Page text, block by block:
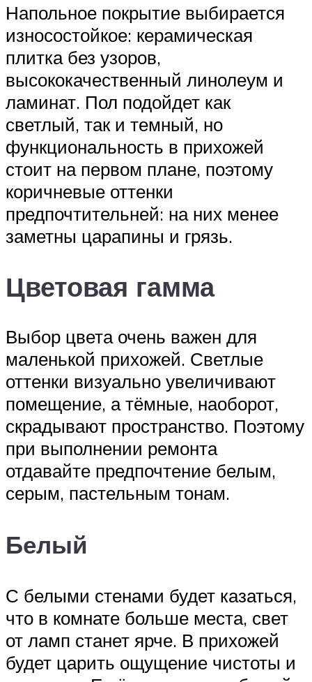
Напольное покрытие выбирается
износостойкое: керамическая
плитка без узоров,
высококачественный линолеум и
ламинат. Пол подойдет как
светлый, так и темный, но
функциональность в прихожей
стоит на первом плане, поэтому
коричневые оттенки
предпочтительней: на них менее
заметны царапины и грязь.
Цветовая гамма
Выбор цвета очень важен для
маленькой прихожей. Светлые
оттенки визуально увеличивают
помещение, а тёмные, наоборот,
скрадывают пространство. Поэтому
при выполнении ремонта
отдавайте предпочтение белым,
серым, пастельным тонам.
Белый
С белыми стенами будет казаться,
что в комнате больше места, свет
от ламп станет ярче. В прихожей
будет царить ощущение чистоты и